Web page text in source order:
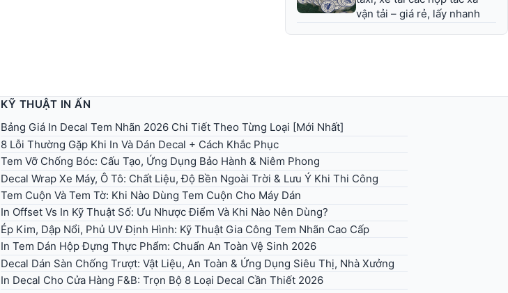
vận tải – giá rẻ, lấy nhanh
KỸ THUẬT IN ẤN
Bảng Giá In Decal Tem Nhãn 2026 Chi Tiết Theo Từng Loại [Mới Nhất]
8 Lỗi Thường Gặp Khi In Và Dán Decal + Cách Khắc Phục
Tem Vỡ Chống Bóc: Cấu Tạo, Ứng Dụng Bảo Hành & Niêm Phong
Decal Wrap Xe Máy, Ô Tô: Chất Liệu, Độ Bền Ngoài Trời & Lưu Ý Khi Thi Công
Tem Cuộn Và Tem Tờ: Khi Nào Dùng Tem Cuộn Cho Máy Dán
In Offset Vs In Kỹ Thuật Số: Ưu Nhược Điểm Và Khi Nào Nên Dùng?
Ép Kim, Dập Nổi, Phủ UV Định Hình: Kỹ Thuật Gia Công Tem Nhãn Cao Cấp
In Tem Dán Hộp Đựng Thực Phẩm: Chuẩn An Toàn Vệ Sinh 2026
Decal Dán Sàn Chống Trượt: Vật Liệu, An Toàn & Ứng Dụng Siêu Thị, Nhà Xưởng
In Decal Cho Cửa Hàng F&B: Trọn Bộ 8 Loại Decal Cần Thiết 2026